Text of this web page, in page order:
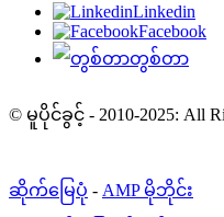
Linkedin
Facebook
တွစ်တာ
© မူပိုင်ခွင့် - 2010-2025: All
ဆိုက်မြေပုံ - AMP မိုဘိုင်း